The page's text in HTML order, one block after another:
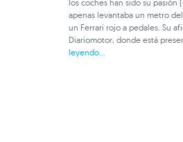
los coches han sido su pasión
apenas levantaba un metro
un Ferrari rojo a pedales. Su
Diariomotor, donde está
leyendo...